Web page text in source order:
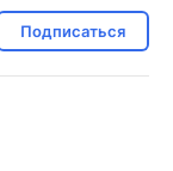
Подписаться